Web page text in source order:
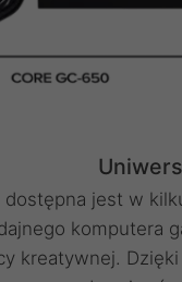
dostępna jest w
komputera
kreatywnej.